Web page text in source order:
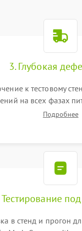
3. Глубокая
к тестовому
на всех фазах
Проверка
Подробнее
Тестирование
в стенд и прогон